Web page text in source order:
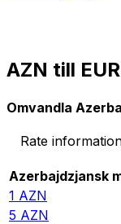
AZN till
Omvandla
Rate
Azerbajdzjansk
1 AZN
5 AZN